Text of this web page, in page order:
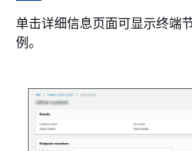
单击详细信息页面可显示终端
例。